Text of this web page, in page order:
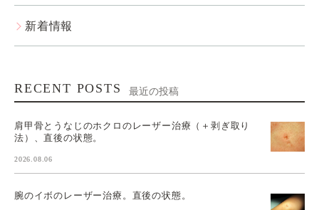
新着情報
RECENT POSTS 最近の投稿
肩甲骨とうなじのホクロのレーザー治療（＋剥ぎ取り
法）、直後の状態。
2026.08.06
腕のイボのレーザー治療。直後の状態。